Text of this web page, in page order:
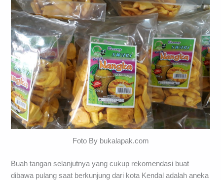
Foto By bukalapak.com
Buah tangan selanjutnya yang cukup rekomendasi buat
dibawa pulang saat berkunjung dari kota Kendal adalah aneka